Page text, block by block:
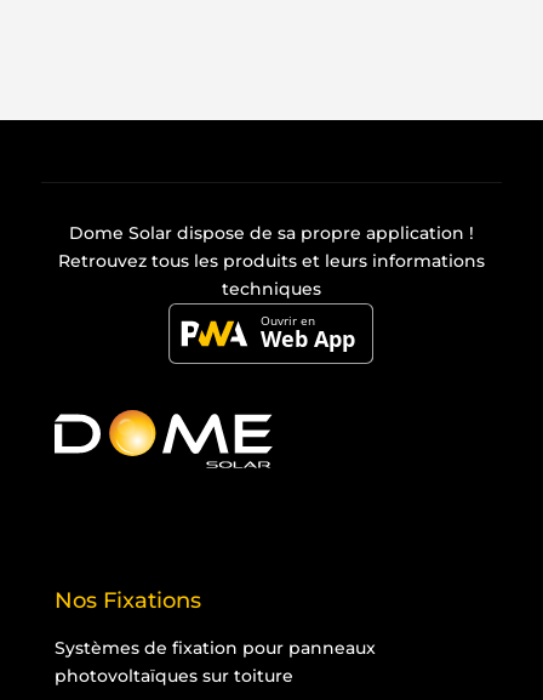
Dome Solar dispose de sa propre application !
Retrouvez tous les produits et leurs informations
techniques
Nos Fixations
Systèmes de fixation pour panneaux
photovoltaïques sur toiture